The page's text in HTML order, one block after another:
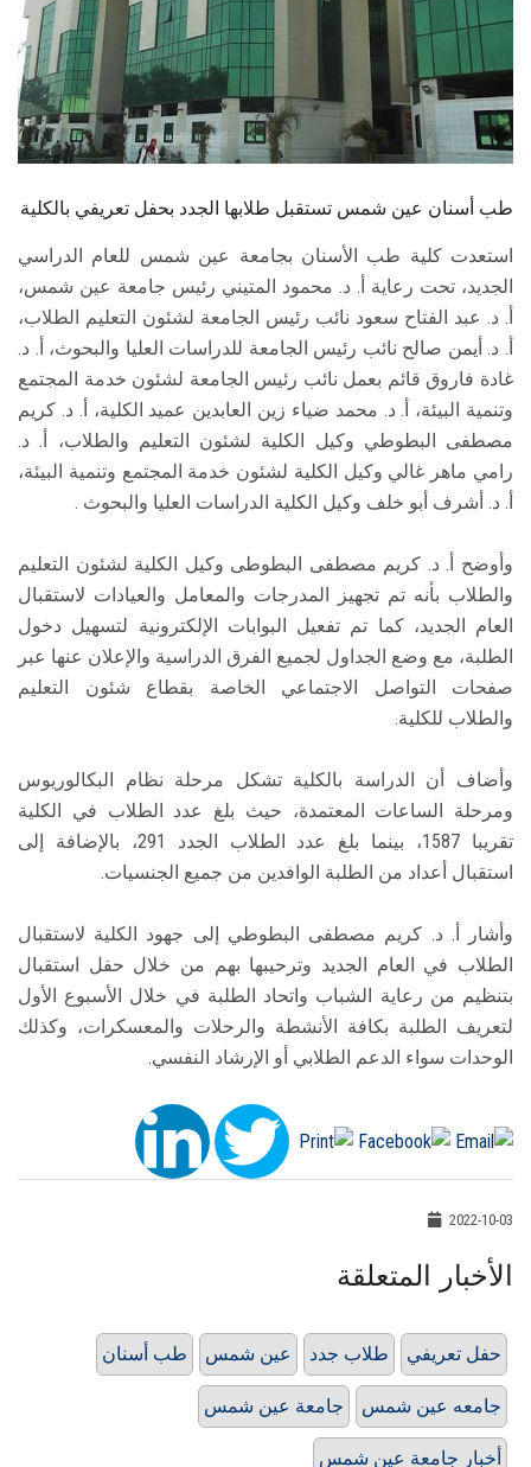
الدراسات العليا
الخريجين
الموظفون
الزائـرون
سجل الان
طب أسنان عين شمس تستقبل طلابها الجدد بحفل تعريفي بالكلية
استعدت كلية طب الأسنان بجامعة عين شمس للعام الدراسي
الجديد، تحت رعاية أ. د. محمود المتيني رئيس جامعة عين شمس،
أ. د. عبد الفتاح ‏سعود نائب رئيس الجامعة لشئون التعليم الطلاب،
أ. د. أيمن صالح نائب رئيس الجامعة للدراسات العليا والبحوث، أ. د.
غادة فاروق قائم بعمل نائب رئيس الجامعة لشئون خدمة المجتمع
وتنمية البيئة، أ. د. محمد ضياء زين العابدين عميد الكلية، أ. د. كريم
مصطفى البطوطي وكيل الكلية لشئون التعليم والطلاب، أ. د.
رامي ماهر غالي وكيل الكلية لشئون خدمة المجتمع وتنمية البيئة،
أ. د. أشرف أبو خلف وكيل الكلية الدراسات العليا والبحوث .
وأوضح أ. د. كريم مصطفى البطوطى وكيل الكلية لشئون التعليم
والطلاب بأنه تم تجهيز المدرجات والمعامل والعيادات لاستقبال
العام الجديد، كما تم تفعيل البوابات الإلكترونية لتسهيل دخول
الطلبة، مع وضع الجداول لجميع الفرق الدراسية والإعلان عنها عبر
صفحات التواصل الاجتماعي الخاصة بقطاع شئون التعليم
والطلاب للكلية.
وأضاف أن الدراسة بالكلية تشكل مرحلة نظام البكالوريوس
ومرحلة الساعات المعتمدة، حيث بلغ عدد الطلاب في الكلية
تقريبا 1587، بينما بلغ عدد الطلاب الجدد 291، بالإضافة إلى
استقبال أعداد من الطلبة الوافدين من جميع الجنسيات.
وأشار أ. د. كريم مصطفى البطوطي إلى جهود الكلية لاستقبال
الطلاب في العام الجديد وترحيبها بهم من خلال حفل استقبال
بتنظيم من رعاية الشباب واتحاد الطلبة في خلال الأسبوع الأول
لتعريف الطلبة بكافة الأنشطة والرحلات والمعسكرات، وكذلك
الوحدات سواء الدعم الطلابي أو الإرشاد النفسي.
2022-10-03
الأخبار المتعلقة
طب أسنان عين شمس طلاب جدد حفل تعريفي
جامعة عين شمس جامعه عين شمس
أخبار جامعة عين شمس